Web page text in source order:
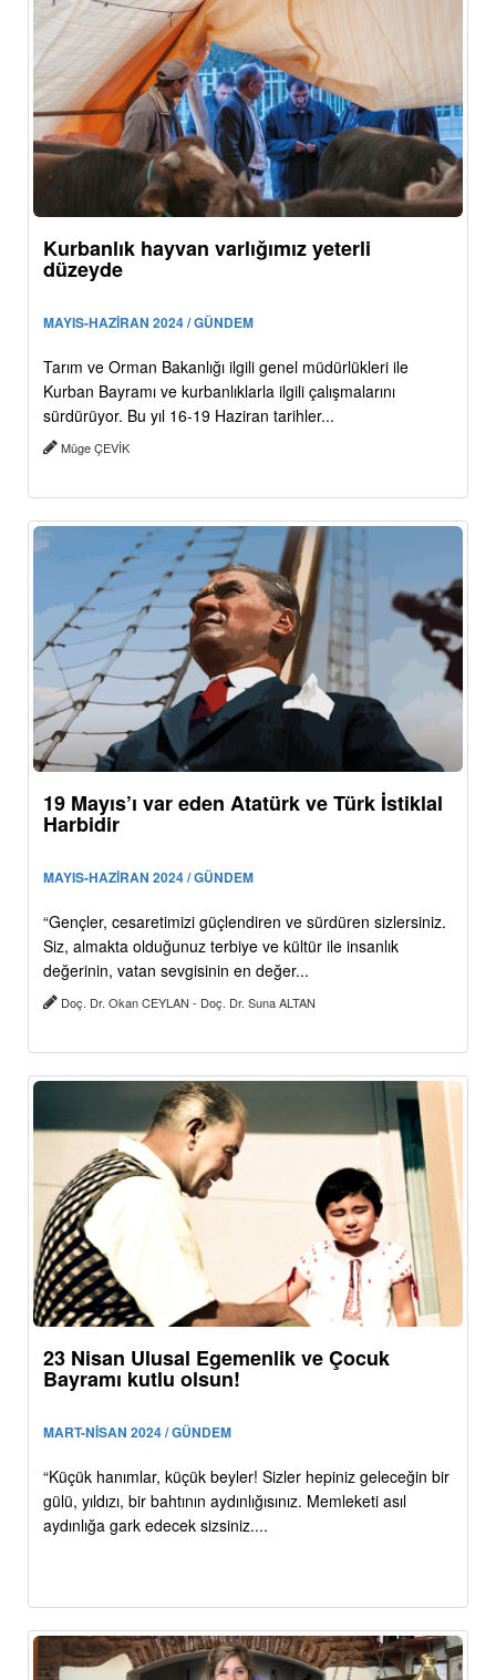
Kurbanlık hayvan varlığımız yeterli
düzeyde
MAYIS-HAZİRAN 2024 / GÜNDEM
Tarım ve Orman Bakanlığı ilgili genel müdürlükleri ile
Kurban Bayramı ve kurbanlıklarla ilgili çalışmalarını
sürdürüyor. Bu yıl 16-19 Haziran tarihler...
Müge ÇEVİK
19 Mayıs’ı var eden Atatürk ve Türk İstiklal
Harbidir
MAYIS-HAZİRAN 2024 / GÜNDEM
“Gençler, cesaretimizi güçlendiren ve sürdüren sizlersiniz.
Siz, almakta olduğunuz terbiye ve kültür ile insanlık
değerinin, vatan sevgisinin en değer...
Doç. Dr. Okan CEYLAN - Doç. Dr. Suna ALTAN
23 Nisan Ulusal Egemenlik ve Çocuk
Bayramı kutlu olsun!
MART-NİSAN 2024 / GÜNDEM
“Küçük hanımlar, küçük beyler! Sizler hepiniz geleceğin bir
gülü, yıldızı, bir bahtının aydınlığısınız. Memleketi asıl
aydınlığa gark edecek sizsiniz....